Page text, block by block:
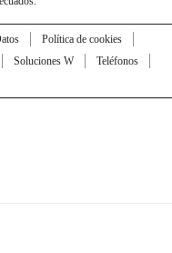
Política de cookies
Soluciones W
Teléfonos